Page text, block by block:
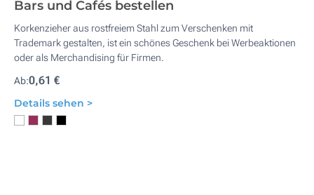
Bars und Cafés bestellen
Korkenzieher aus rostfreiem Stahl zum Verschenken mit
Trademark gestalten, ist ein schönes Geschenk bei Werbeaktionen
oder als Merchandising für Firmen.
Ab:0,61 €
Details sehen >